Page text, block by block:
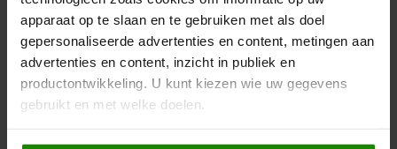
apparaat op te slaan en te gebruiken met als doel
gepersonaliseerde advertenties en content, metingen aan
advertenties en content, inzicht in publiek en
productontwikkeling. U kunt kiezen wie uw gegevens
gebruikt en met welke doelen.